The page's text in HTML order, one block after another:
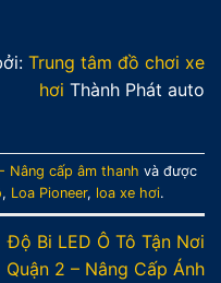
Trung tâm đồ chơi xe
hơi Thành Phát auto
Nâng cấp âm thanh và được
, Loa Pioneer, loa xe hơi.
Độ Bi LED Ô Tô Tận Nơi
Quận 2 – Nâng Cấp Ánh